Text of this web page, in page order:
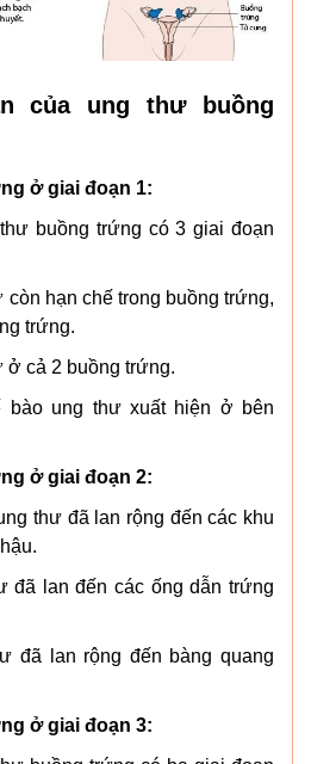
của ung thư buồng
ở giai đoạn 1:
buồng trứng có 3 giai đoạn
hạn chế trong buồng trứng,
trứng.
ở cả 2 buồng trứng.
bào ung thư xuất hiện ở bên
ở giai đoạn 2:
thư đã lan rộng đến các khu
đã lan đến các ống dẫn trứng
đã lan rộng đến bàng quang
ở giai đoạn 3: